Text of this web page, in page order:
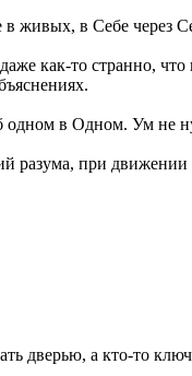
живых, в Себе через
как-то странно,
одном в Одном. Ум не
разума, при
дверью, а кто-то